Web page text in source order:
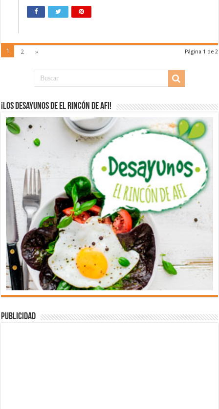
Página 1 de 2
1 2 »
¡Los desayunos de El Rincón de Afi!
Publicidad